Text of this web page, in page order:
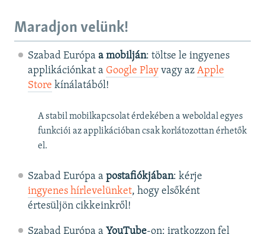
Maradjon velünk!
Szabad Európa a mobilján: töltse le ingyenes
applikációnkat a Google Playvagy az Apple
Store kínálatából!
A stabil mobilkapcsolat érdekében a weboldal egyes
funkciói az applikációban csak korlátozottan érhetők
el.
Szabad Európa a postafiókjában: kérje
ingyenes hírlevelünket, hogy elsőként
értesüljön cikkeinkről!
Szabad Európa a YouTube-on: iratkozzon fel